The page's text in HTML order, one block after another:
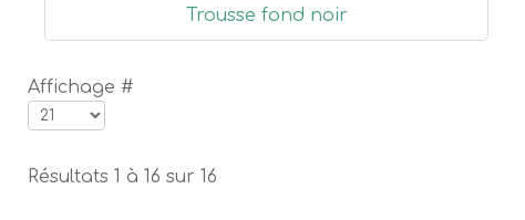
Trousse fond noir
Affichage #
Résultats 1 à 16 sur 16